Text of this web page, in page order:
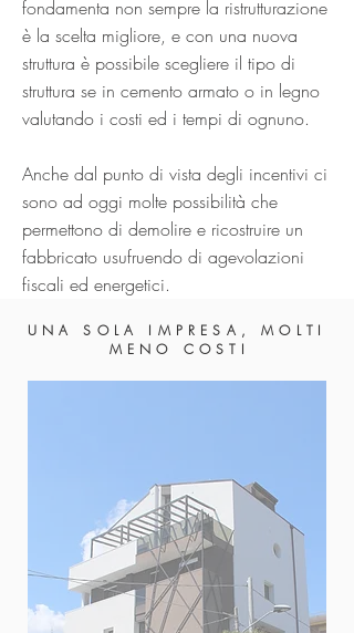
fondamenta non sempre la ristrutturazione
è la scelta migliore, e con una nuova
struttura è possibile scegliere il tipo di
struttura se in cemento armato o in legno
valutando i costi ed i tempi di ognuno.
Anche dal punto di vista degli incentivi ci
sono ad oggi molte possibilità che
permettono di demolire e ricostruire un
fabbricato usufruendo di agevolazioni
fiscali ed energetici.
U N A S O L A I M P R E S A , M O L T I
M E N O C O S T I